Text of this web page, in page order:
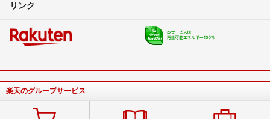
リンク
楽天のグループサービス